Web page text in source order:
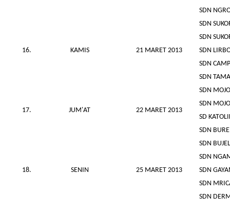
SDN
16. KAMIS 21 MARET 2013
SDN
SDN
SDN
SDN
SDN
17. JUM'AT 22 MARET 2013
SDN
SDN
SD
SDN
18. SENIN 25 MARET 2013
SDN
SDN
SDN
SDN
SDN